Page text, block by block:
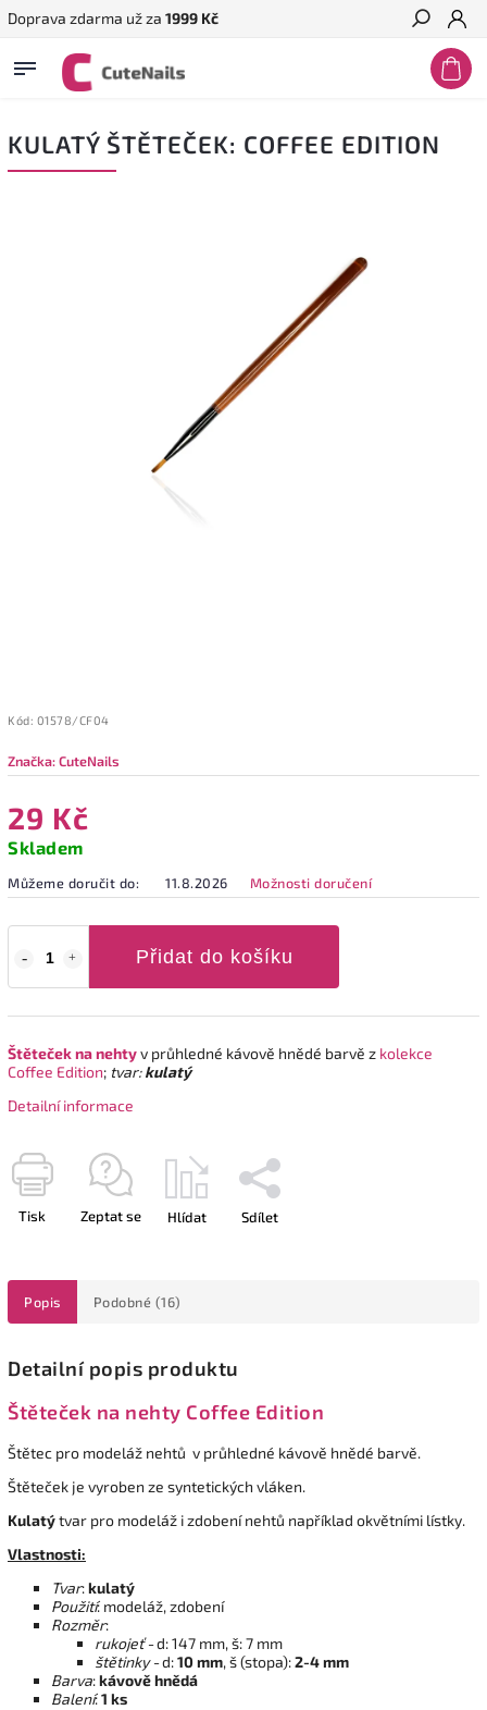
Doprava zdarma už za 1999 Kč
Hledat
KULATÝ ŠTĚTEČEK: COFFEE EDITION
Kód: 01578/CF04
Značka:CuteNails
29 Kč
Skladem
Můžeme doručit do: 11.8.2026 Možnosti doručení
Přidat do košíku
Štětečekna nehtyv průhledné kávově hnědé barvě z kolekce
Coffee Edition; tvar:kulatý
Detailní informace
Tisk Zeptat se Hlídat Sdílet
Popis Podobné (16)
Detailní popis produktu
Štěteček na nehty Coffee Edition
Štětec pro modeláž nehtů v průhledné kávově hnědé barvě.
Štěteček je vyroben ze syntetických vláken.
Kulatýtvar pro modeláž i zdobení nehtů například okvětními lístky.
Vlastnosti:
Tvar:kulatý
Použití: modeláž, zdobení
Rozměr:
rukojeť -d: 147 mm, š: 7 mm
štětinky -d:10 mm, š (stopa):2-4 mm
Barva:kávově hnědá
Balení:1 ks